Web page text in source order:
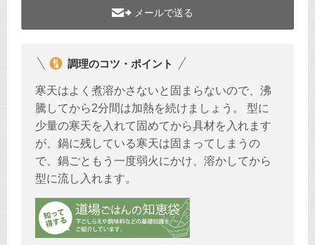
メールで送る
調理のコツ・ポイント
寒天はよく煮溶かさないと固まらないので、沸
騰してから2分間は加熱を続けましょう。 型に
少量の寒天を入れて固めてから具材を入れます
が、鍋に残している寒天は固まってしまうの
で、鍋ごともう一度弱火にかけ、溶かしてから
型に流し入れます。